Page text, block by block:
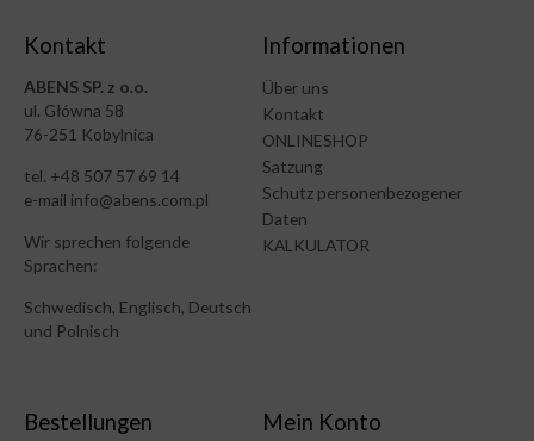
Kontakt
ABENS SP. z o.o.
ul. Główna 58
76-251 Kobylnica
tel. +48 507 57 69 14
e-mail info@abens.com.pl
Wir sprechen folgende
Sprachen:
Schwedisch, Englisch, Deutsch
und Polnisch
Informationen
Über uns
Kontakt
ONLINESHOP
Satzung
Schutz personenbezogener
Daten
KALKULATOR
Bestellungen Mein Konto